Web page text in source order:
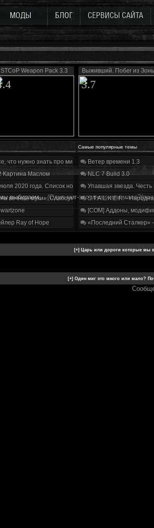
МОДЫ БЛОГ СЕРВИСЫ САЙТА
STCoP Weapon Pack 3.3 Выживший. Побег из
3.7
Самые популярные темы
что нужно знать про мир, геймплей и сюжет | Разбор
Картина Маслом
2020 года. Список нововведений
вечные муки». Слабоумие и отвага
Ray of Hope
Ветер времени 1.3
NLC 7 Build 3.0
Упавшая звезда. Честь
S.T.A.L.K.E.R. -
[COM] Аддоны,
«Последний Сталкер»
мы выбираем… (Один миг-это много или